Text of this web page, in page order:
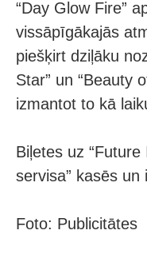
“Day Glow Fire”
vissāpīgākajās
piešķirt dziļāku
Star” un “Beauty
izmantot to kā
Biļetes uz
servisa” kasēs un
Foto: Publicitātes